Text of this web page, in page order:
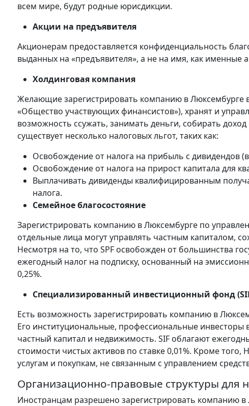
всем мире, будут родные юрисдикции.
Акции на предъявителя
Акционерам предоставляется конфиденциальность
выданных на «предъявителя», а не на имя, как именные
Холдинговая компания
Желающие зарегистрировать компанию в Люксембурге
«Общество участвующих финансистов»), хранят и
возможность ссужать, занимать деньги, собирать
существует несколько налоговых льгот, таких как:
Освобождение от налога на прибыль с дивидендов
Освобождение от налога на прирост капитала для
Выплачивать дивиденды квалифицированным
налога.
Семейное благосостояние
Зарегистрировать компанию в Люксембурге по
отдельные лица могут управлять частным капиталом,
Несмотря на то, что SPF освобожден от большинства
ежегодный налог на подписку, основанный на
0,25%.
Специализированный инвестиционный фонд
Есть возможность зарегистрировать компанию в
Его институциональные, профессиональные
частный капитал и недвижимость. SIF облагают
стоимости чистых активов по ставке 0,01%. Кроме
услугам и покупкам, не связанным с управлением
Организационно-правовые структуры для
Иностранцам разрешено зарегистрировать компанию